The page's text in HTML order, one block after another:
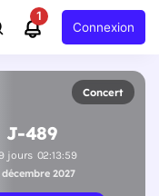
1
Connexion
Concert
J-489
jours 02:13:58
décembre 2027